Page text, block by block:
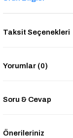
Taksit Seçenekleri
Yorumlar (0)
Soru & Cevap
Önerileriniz